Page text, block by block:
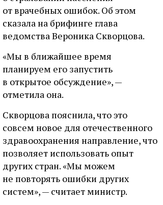
от врачебных ошибок. Об этом
сказала на брифинге глава
ведомства Вероника Скворцова.
«Мы в ближайшее время
планируем его запустить
в открытое обсуждение», —
отметила она.
Скворцова пояснила, что это
совсем новое для отечественного
здравоохранения направление, что
позволяет использовать опыт
других стран. «Мы можем
не повторять ошибки других
систем», — считает министр.